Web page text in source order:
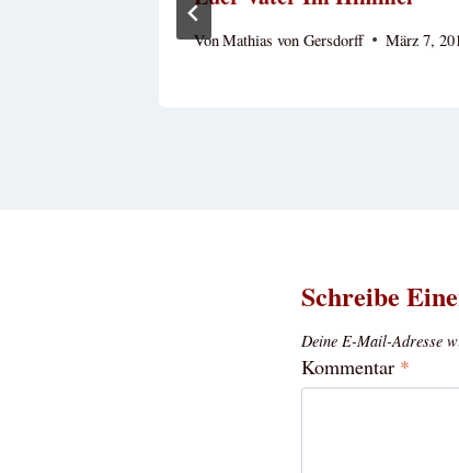
VonMathias von Gersdorff März 7,
Schreibe
Deine E-Mail-Adresse
Kommentar *